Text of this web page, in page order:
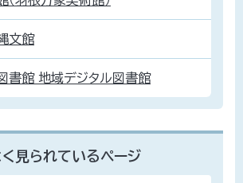
文館
書館 地域デジタル図書館
く見られているページ